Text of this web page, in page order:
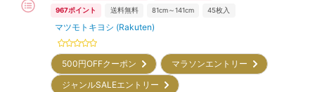
967ポイント 送料無料 81cm～141cm 45枚入
マツモトキヨシ (Rakuten)
500円OFFクーポン
マラソンエントリー
ジャンルSALEエントリー